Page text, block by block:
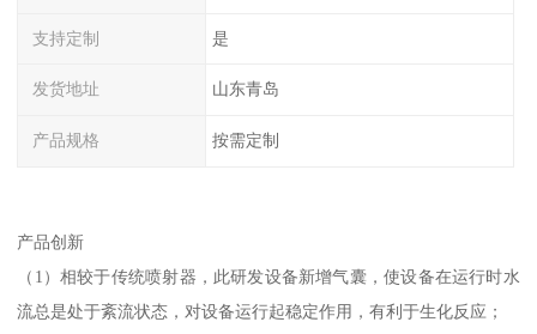
支持定制 是
发货地址 山东青岛
产品规格 按需定制
产品创新
（1）相较于传统喷射器，此研发设备新增气囊，使设备在运行时水
流总是处于紊流状态，对设备运行起稳定作用，有利于生化反应；